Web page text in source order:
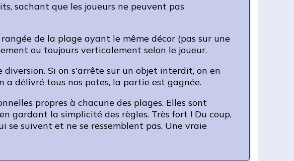
sachant que les joueurs ne peuvent pas
de la plage ayant le même décor (pas sur une
ou toujours verticalement selon le joueur.
Si on s'arrête sur un objet interdit, on en
a délivré tous nos potes, la partie est gagnée.
propres à chacune des plages. Elles sont
la simplicité des règles. Très fort ! Du coup,
suivent et ne se ressemblent pas. Une vraie